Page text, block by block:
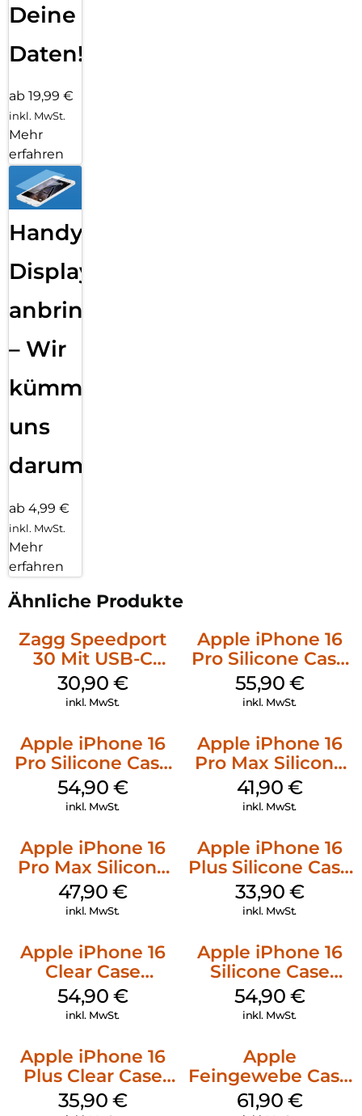
Deine
Daten!
ab 19,99 €
inkl. MwSt.
Mehr
erfahren
Handy
Displayfolie
anbringen
– Wir
kümmern
uns
darum!
ab 4,99 €
inkl. MwSt.
Mehr
erfahren
Ähnliche Produkte
Zagg Speedport
30 Mit USB-C
Kabel Weiß
30,90 €
inkl. MwSt.
Apple iPhone 16
Pro Silicone Case
MagSafe Stone
Gray
55,90 €
inkl. MwSt.
Apple iPhone 16
Pro Silicone Case
MagSafe Black
54,90 €
inkl. MwSt.
Apple iPhone 16
Pro Max Silicone
Case MagSafe
Ultramarine
41,90 €
inkl. MwSt.
Apple iPhone 16
Pro Max Silicone
Case MagSafe
Black
47,90 €
inkl. MwSt.
Apple iPhone 16
Plus Silicone Case
MagSafe Lake
Green
33,90 €
inkl. MwSt.
Apple iPhone 16
Clear Case
MagSafe
Transparent
54,90 €
inkl. MwSt.
Apple iPhone 16
Silicone Case
MagSafe Black
54,90 €
inkl. MwSt.
Apple iPhone 16
Plus Clear Case
MagSafe
35,90 €
Apple
Feingewebe Case
iPhone 15 Pro
61,90 €